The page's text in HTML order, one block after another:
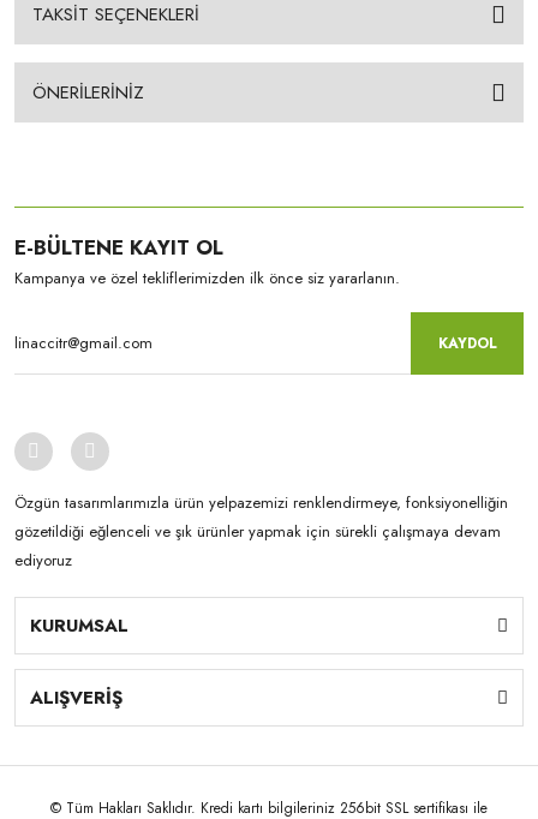
TAKSİT SEÇENEKLERİ
ÖNERİLERİNİZ
E-BÜLTENE KAYIT OL
Kampanya ve özel tekliflerimizden ilk önce siz yararlanın.
KAYDOL
Özgün tasarımlarımızla ürün yelpazemizi renklendirmeye, fonksiyonelliğin
gözetildiği eğlenceli ve şık ürünler yapmak için sürekli çalışmaya devam
ediyoruz
KURUMSAL
ALIŞVERİŞ
© Tüm Hakları Saklıdır. Kredi kartı bilgileriniz 256bit SSL sertifikası ile